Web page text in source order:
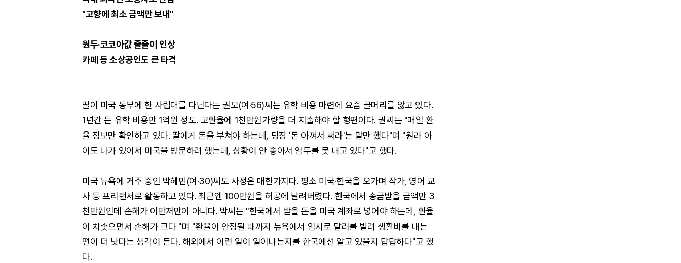
"고향에 최소 금액만 보내"
원두·코코아값 줄줄이 인상
카페 등 소상공인도 큰 타격
딸이 미국 동부에 한 사립대를 다닌다는 권모(여·56)씨는 유학 비용 마련에 요즘 골머리를 앓고 있다.
1년간 든 유학 비용만 1억원 정도. 고환율에 1천만원가량을 더 지출해야 할 형편이다. 권씨는 "매일 환
율 정보만 확인하고 있다. 딸에게 돈을 부쳐야 하는데, 당장 '돈 아껴서 써라'는 말만 했다"며 "원래 아
이도 나가 있어서 미국을 방문하려 했는데, 상황이 안 좋아서 엄두를 못 내고 있다"고 했다.
미국 뉴욕에 거주 중인 박혜민(여·30)씨도 사정은 매한가지다. 평소 미국·한국을 오가며 작가, 영어 교
사 등 프리랜서로 활동하고 있다. 최근엔 100만원을 허공에 날려버렸다. 한국에서 송금받을 금액만 3
천만원인데 손해가 이만저만이 아니다. 박씨는 "한국에서 받을 돈을 미국 계좌로 넣어야 하는데, 환율
이 치솟으면서 손해가 크다 "며 "환율이 안정될 때까지 뉴욕에서 임시로 달러를 빌려 생활비를 내는
편이 더 낫다는 생각이 든다. 해외에서 이런 일이 일어나는지를 한국에선 알고 있을지 답답하다"고 했
다.